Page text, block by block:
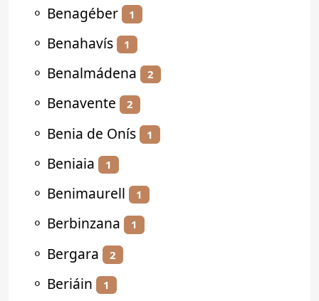
⚬ Benagéber 1
⚬ Benahavís 1
⚬ Benalmádena 2
⚬ Benavente 2
⚬ Benia de Onís 1
⚬ Beniaia 1
⚬ Benimaurell 1
⚬ Berbinzana 1
⚬ Bergara 2
⚬ Beriáin 1